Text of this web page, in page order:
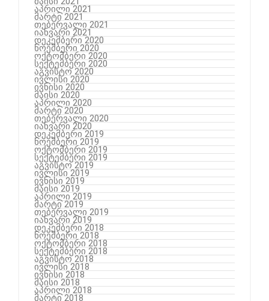
აპრილი 2021
მარტი 2021
თებერვალი 2021
იანვარი 2021
დეკემბერი 2020
ნოემბერი 2020
ოქტომბერი 2020
სექტემბერი 2020
აგვისტო 2020
ივლისი 2020
ივნისი 2020
მაისი 2020
აპრილი 2020
მარტი 2020
თებერვალი 2020
იანვარი 2020
დეკემბერი 2019
ნოემბერი 2019
ოქტომბერი 2019
სექტემბერი 2019
აგვისტო 2019
ივლისი 2019
ივნისი 2019
მაისი 2019
აპრილი 2019
მარტი 2019
თებერვალი 2019
იანვარი 2019
დეკემბერი 2018
ნოემბერი 2018
ოქტომბერი 2018
სექტემბერი 2018
აგვისტო 2018
ივლისი 2018
ივნისი 2018
მაისი 2018
აპრილი 2018
მარტი 2018